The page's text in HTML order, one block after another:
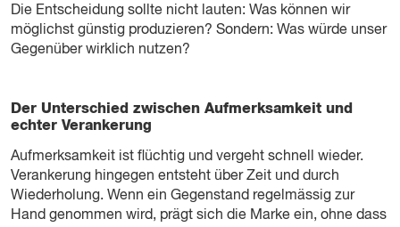
Die Entscheidung sollte nicht lauten: Was können wir
möglichst günstig produzieren? Sondern: Was würde unser
Gegenüber wirklich nutzen?
Der Unterschied zwischen Aufmerksamkeit und
echter Verankerung
Aufmerksamkeit ist flüchtig und vergeht schnell wieder.
Verankerung hingegen entsteht über Zeit und durch
Wiederholung. Wenn ein Gegenstand regelmässig zur
Hand genommen wird, prägt sich die Marke ein, ohne dass